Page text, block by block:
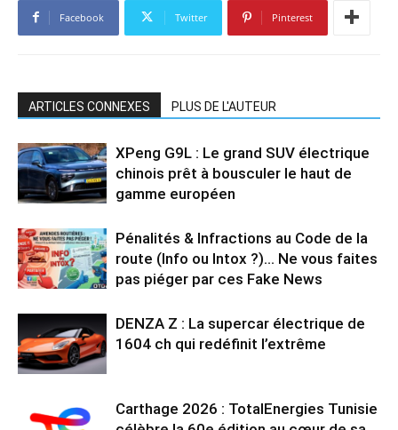
Facebook Twitter Pinterest
ARTICLES CONNEXES PLUS DE L'AUTEUR
XPeng G9L : Le grand SUV électrique
chinois prêt à bousculer le haut de
gamme européen
Pénalités & Infractions au Code de la
route (Info ou Intox ?)… Ne vous faites
pas piéger par ces Fake News
DENZA Z : La supercar électrique de
1604 ch qui redéfinit l’extrême
Carthage 2026 : TotalEnergies Tunisie